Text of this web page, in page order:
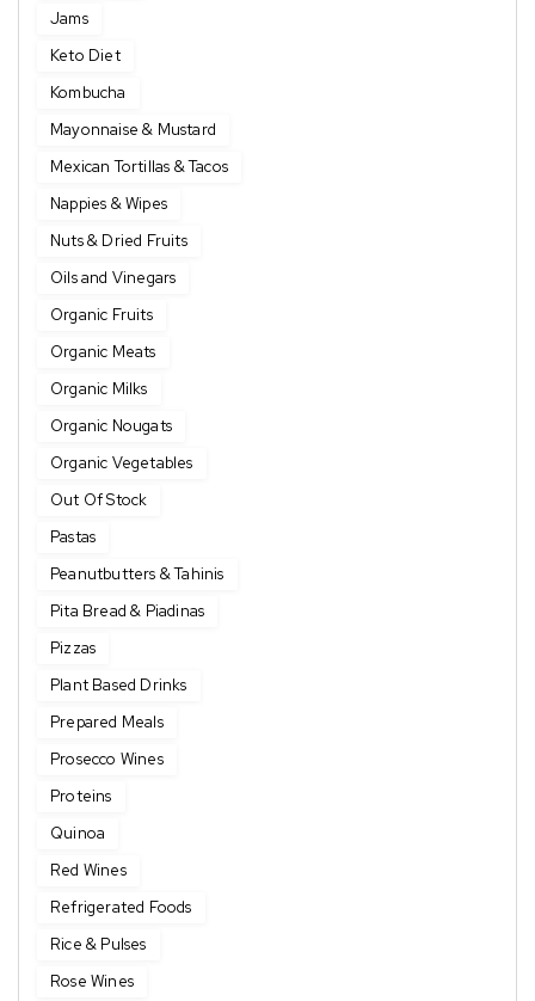
Jams
Keto Diet
Kombucha
Mayonnaise & Mustard
Mexican Tortillas & Tacos
Nappies & Wipes
Nuts & Dried Fruits
Oils and Vinegars
Organic Fruits
Organic Meats
Organic Milks
Organic Nougats
Organic Vegetables
Out Of Stock
Pastas
Peanutbutters & Tahinis
Pita Bread & Piadinas
Pizzas
Plant Based Drinks
Prepared Meals
Prosecco Wines
Proteins
Quinoa
Red Wines
Refrigerated Foods
Rice & Pulses
Rose Wines